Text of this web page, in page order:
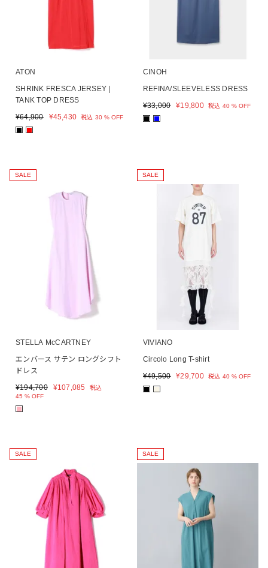
ATON
SHRINK FRESCA JERSEY |
TANK TOP DRESS
¥64,900 ¥45,430 税込 30 % OFF
■ ■
CINOH
REFINA/SLEEVELESS DRESS
¥33,000 ¥19,800 税込 40 % OFF
■ ■
SALE
STELLA McCARTNEY
エンバース サテン ロングシフト
ドレス
¥194,700 ¥107,085
税込
45 % OFF
■
SALE
VIVIANO
Circolo Long T-shirt
¥49,500 ¥29,700 税込 40 % OFF
■ ■
SALE SALE